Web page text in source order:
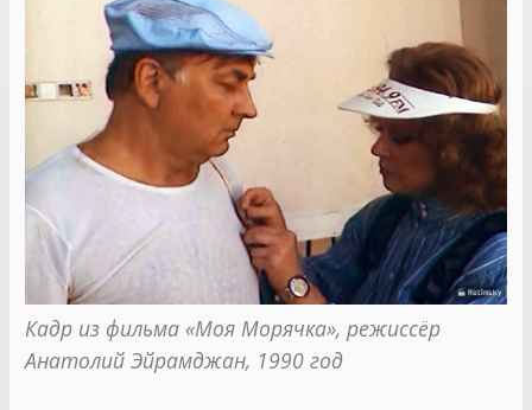
Кадр из фильма «Моя Морячка», режиссёр
Анатолий Эйрамджан, 1990 год